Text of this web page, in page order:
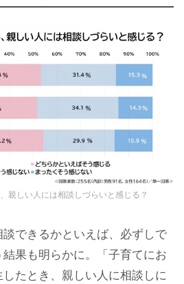
親しい人には相談しづらいと感じる？
できるかといえば、必ずしで
果も明らかに。「子育てにお
たとき、親しい人に相談しに